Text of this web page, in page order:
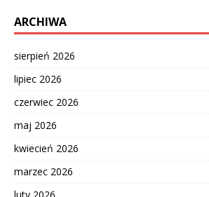
ARCHIWA
sierpień 2026
lipiec 2026
czerwiec 2026
maj 2026
kwiecień 2026
marzec 2026